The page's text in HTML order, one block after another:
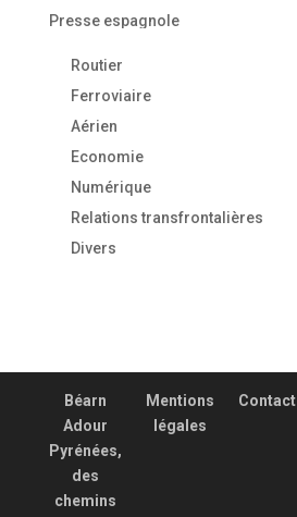
Presse espagnole
Routier
Ferroviaire
Aérien
Economie
Numérique
Relations transfrontalières
Divers
Béarn
Adour
Pyrénées,
des
chemins
Mentions
légales
Contact